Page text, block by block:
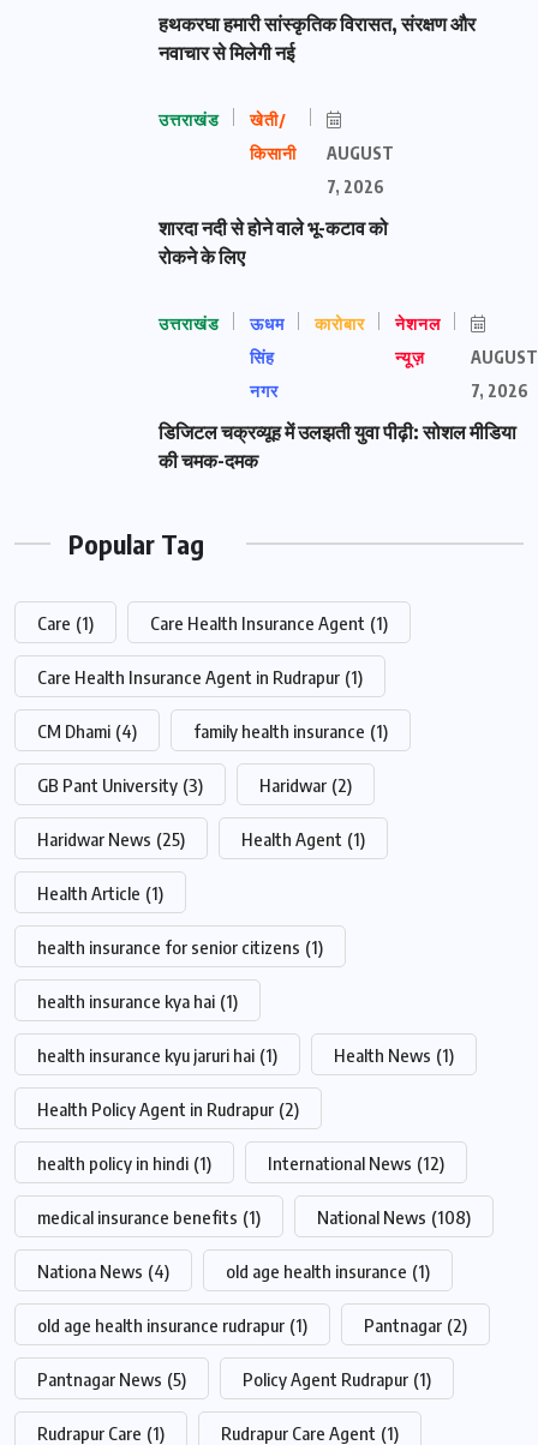
हथकरघा हमारी सांस्कृतिक विरासत, संरक्षण और
नवाचार से मिलेगी नई
उत्तराखंड
खेती/
किसानी
AUGUST
7, 2026
शारदा नदी से होने वाले भू-कटाव को
रोकने के लिए
उत्तराखंड
ऊधम
सिंह
नगर
कारोबार
नेशनल
न्यूज़
AUGUST
7, 2026
डिजिटल चक्रव्यूह में उलझती युवा पीढ़ी: सोशल मीडिया
की चमक-दमक
Popular Tag
Care (1) Care Health Insurance Agent (1)
Care Health Insurance Agent in Rudrapur (1)
CM Dhami (4) family health insurance (1)
GB Pant University (3) Haridwar (2)
Haridwar News (25) Health Agent (1)
Health Article (1)
health insurance for senior citizens (1)
health insurance kya hai (1)
health insurance kyu jaruri hai (1) Health News (1)
Health Policy Agent in Rudrapur (2)
health policy in hindi (1) International News (12)
medical insurance benefits (1) National News (108)
Nationa News (4) old age health insurance (1)
old age health insurance rudrapur (1) Pantnagar (2)
Pantnagar News (5) Policy Agent Rudrapur (1)
Rudrapur Care (1) Rudrapur Care Agent (1)